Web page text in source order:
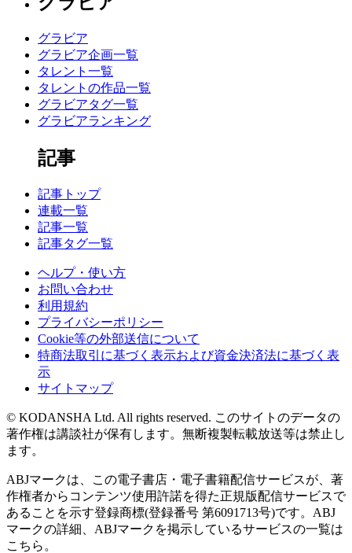
グラビア
グラビア企画一覧
タレント一覧
タレントの作品一覧
グラビアタグ一覧
グラビアランキング
記事
記事トップ
連載一覧
記事一覧
記事タグ一覧
ヘルプ・使い方
お問い合わせ
利用規約
プライバシーポリシー
Cookie等の外部送信について
特商法取引に基づく表示および資金決済法に基づく表
示
サイトマップ
© KODANSHA Ltd. All rights reserved. このサイトのデータの
著作権は講談社が保有します。無断複製転載放送等は禁止し
ます。
ABJマークは、この電子書店・電子書籍配信サービスが、著
作権者からコンテンツ使用許諾を得た正規版配信サービスで
あることを示す登録商標(登録番号 第6091713号)です。ABJ
マークの詳細、ABJマークを掲示しているサービスの一覧は
こちら。